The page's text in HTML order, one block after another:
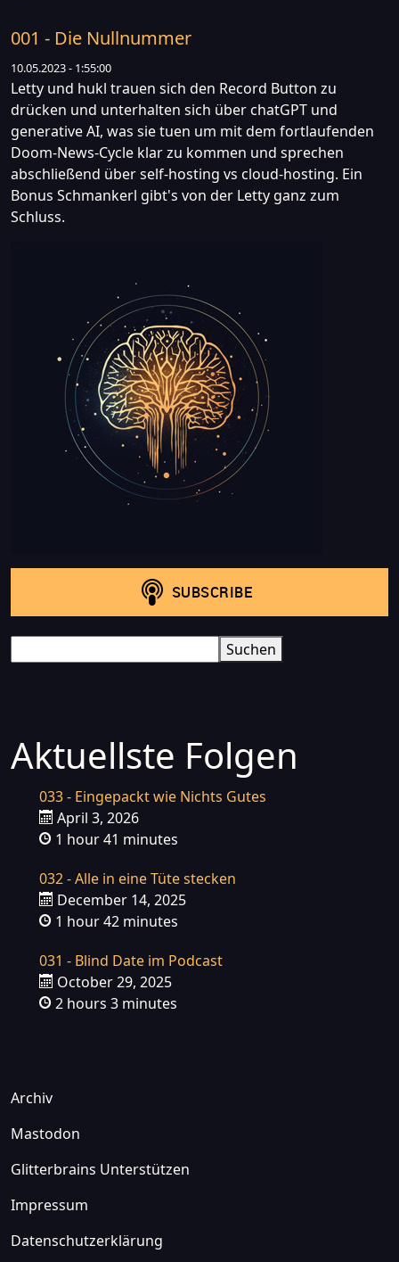
001 - Die Nullnummer
10.05.2023 - 1:55:00
Letty und hukl trauen sich den Record Button zu
drücken und unterhalten sich über chatGPT und
generative AI, was sie tuen um mit dem fortlaufenden
Doom-News-Cycle klar zu kommen und sprechen
abschließend über self-hosting vs cloud-hosting. Ein
Bonus Schmankerl gibt's von der Letty ganz zum
Schluss.
Suchen
Aktuellste Folgen
033 - Eingepackt wie Nichts Gutes
April 3, 2026
1 hour 41 minutes
032 - Alle in eine Tüte stecken
December 14, 2025
1 hour 42 minutes
031 - Blind Date im Podcast
October 29, 2025
2 hours 3 minutes
Archiv
Mastodon
Glitterbrains Unterstützen
Impressum
Datenschutzerklärung